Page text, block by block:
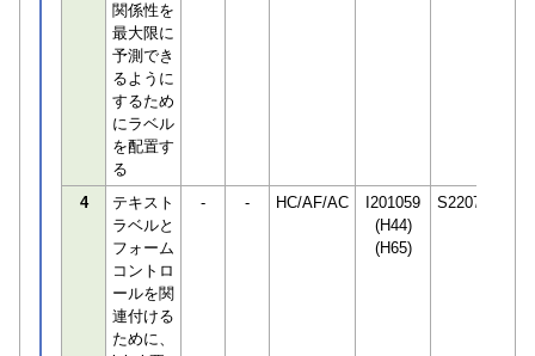
関係性を
最大限に
予測でき
るように
するため
にラベル
を配置す
る
4
テキスト
ラベルと
フォーム
コントロ
ールを関
連付ける
ために、
- - HC/AF/AC
I201059
(H44)
(H65)
S220748